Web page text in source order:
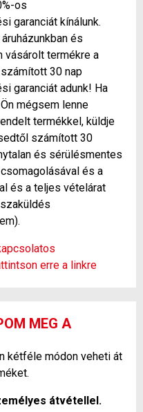
os
garanciát kínálunk.
és
vásárolt termékre a
30 nap
garanciát adunk! Ha
mégsem lenne
termékkel, küldje
számított 30
és sérülésmentes
és a
és a teljes vételárat
erre a linkre
MEG A
kétféle módon veheti át
átvétellel.